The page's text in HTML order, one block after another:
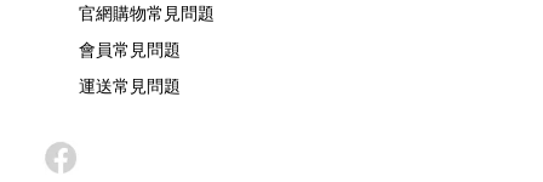
官網購物常見問題
會員常見問題
運送常見問題